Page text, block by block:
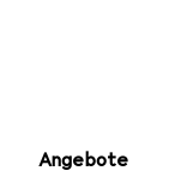
Angebote